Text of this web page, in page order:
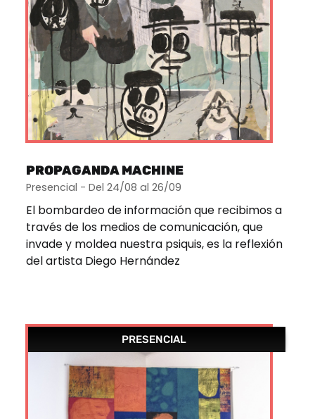
PROPAGANDA MACHINE
Presencial - Del 24/08 al 26/09
El bombardeo de información que recibimos a
través de los medios de comunicación, que
invade y moldea nuestra psiquis, es la reflexión
del artista Diego Hernández
PRESENCIAL